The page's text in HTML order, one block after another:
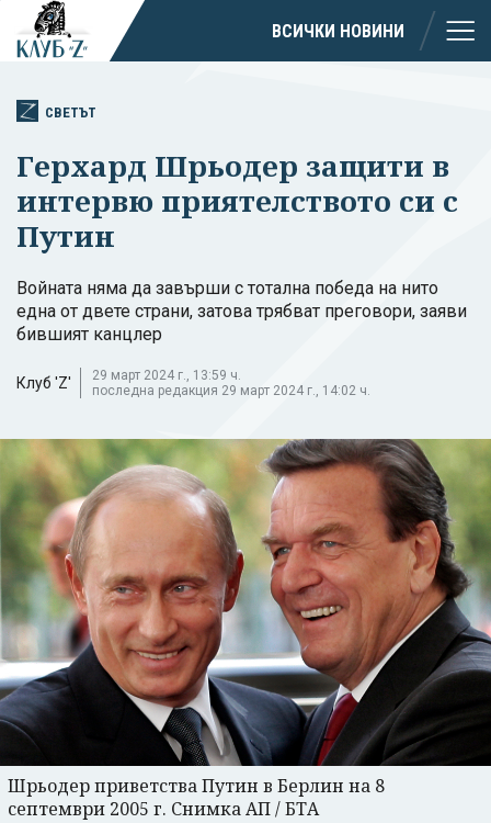
ВСИЧКИ НОВИНИ
СВЕТЪТ
Герхард Шрьодер защити в
интервю приятелството си с
Путин
Войната няма да завърши с тотална победа на нито
една от двете страни, затова трябват преговори, заяви
бившият канцлер
Клуб 'Z'
29 март 2024 г., 13:59 ч.
последна редакция 29 март 2024 г., 14:02 ч.
Шрьодер приветства Путин в Берлин на 8
септември 2005 г. Снимка АП / БТА